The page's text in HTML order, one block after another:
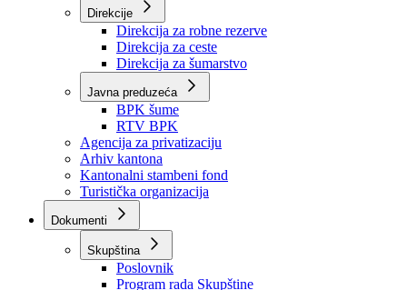
Kantonalna uprava za inspekcijske poslove
Kantonalna uprava civilne zaštite
Direkcije
Direkcija za robne rezerve
Direkcija za ceste
Direkcija za šumarstvo
Javna preduzeća
BPK šume
RTV BPK
Agencija za privatizaciju
Arhiv kantona
Kantonalni stambeni fond
Turistička organizacija
Dokumenti